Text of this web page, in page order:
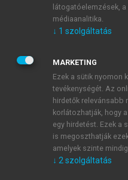
JELSZÓ
JELSZÓ ÚJRA
Kérek értesítést a
Kérek értesítést az
látogatóelemzések,
médiaanalitika.
↓ 1 szolgáltatás
MARKETING
Ezek a sütik nyomon
tevékenységét. Az
hirdetők relevánsabb
korlátozhatják, hogy
egy hirdetést. Ezek a
is megoszthatják
amelyek szinte
↓ 2 szolgáltatás